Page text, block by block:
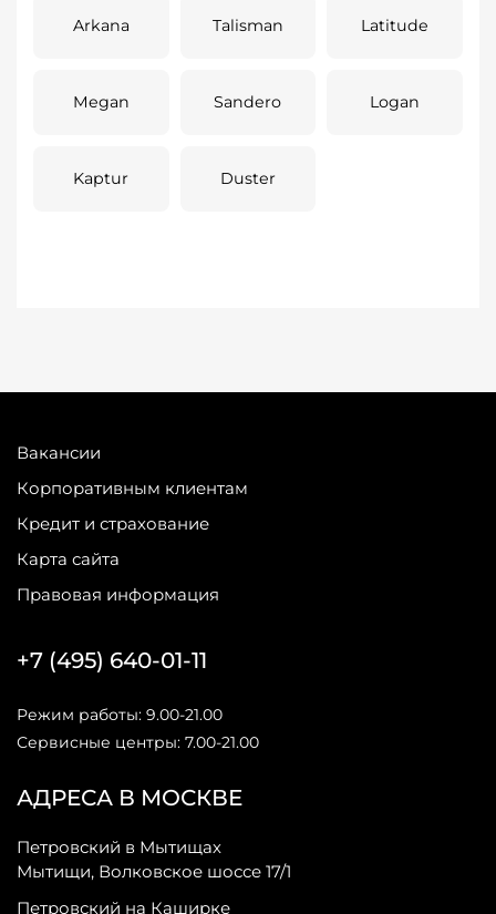
Arkana Talisman Latitude
Megan Sandero Logan
Kaptur Duster
Вакансии
Корпоративным клиентам
Кредит и страхование
Карта сайта
Правовая информация
АДРЕСА В МОСКВЕ
Петровский в Мытищах
Мытищи, Волковское шоссе 17/1
Петровский на Каширке
+7 (495) 640-01-11
Режим работы: 9.00-21.00
Сервисные центры: 7.00-21.00